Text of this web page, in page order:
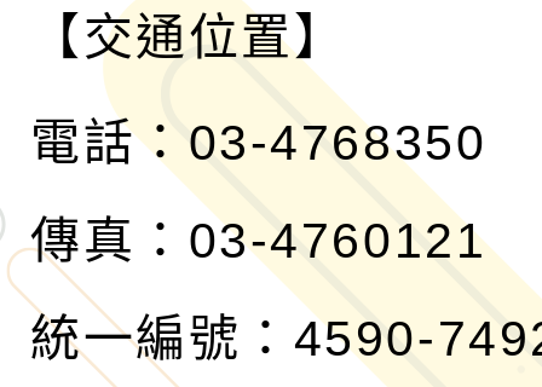
【交通位置】
電話：03-4768350
傳真：03-4760121
統一編號：4590-